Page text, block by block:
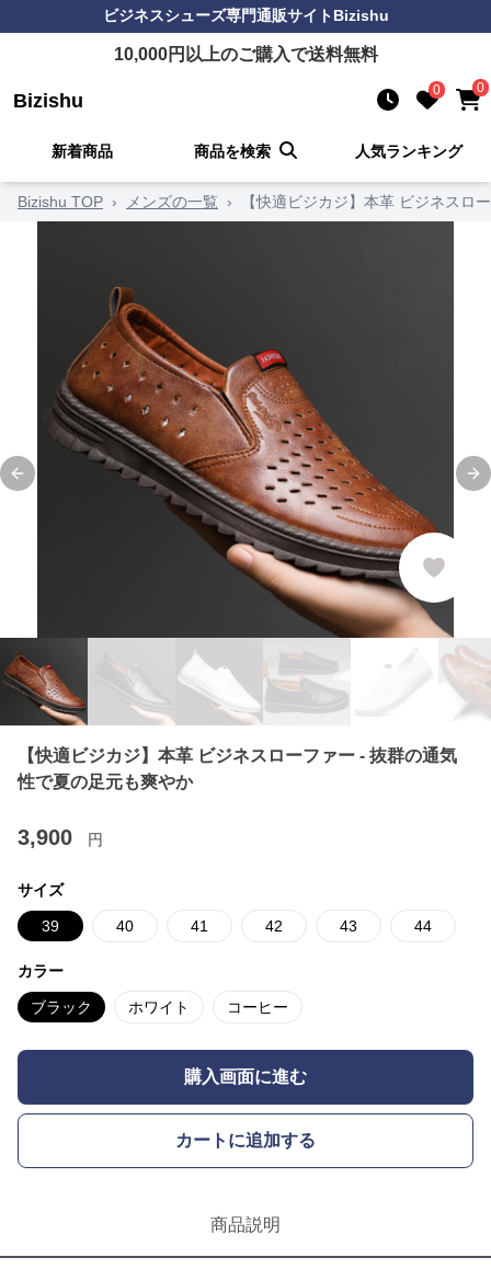
ビジネスシューズ専門通販サイトBizishu
10,000円以上のご購入で送料無料
Bizishu 0 0
新着商品 商品を検索 人気ランキング
Bizishu TOP › メンズの一覧 › 【快適ビジカジ】本革 ビジネスロ
Previous slide
【快適ビジカジ】本革 ビジネスローファー - 抜群の通気
性で夏の足元も爽やか
3,900 円
サイズ
39 40 41 42 43 44
カラー
ブラック ホワイト コーヒー
購入画面に進む
カートに追加する
商品説明